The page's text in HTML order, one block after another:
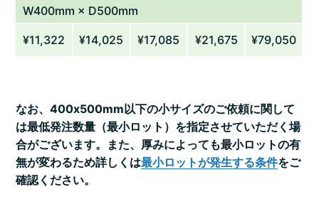
W400mm × D500mm
¥11,322 ¥14,025 ¥17,085 ¥21,675 ¥79,050
なお、400x500mm以下の小サイズのご依頼に関して
は最低発注数量（最小ロット）を指定させていただく場
合がございます。また、厚みによっても最小ロットの有
無が変わるため詳しくは最小ロットが発生する条件をご
確認ください。